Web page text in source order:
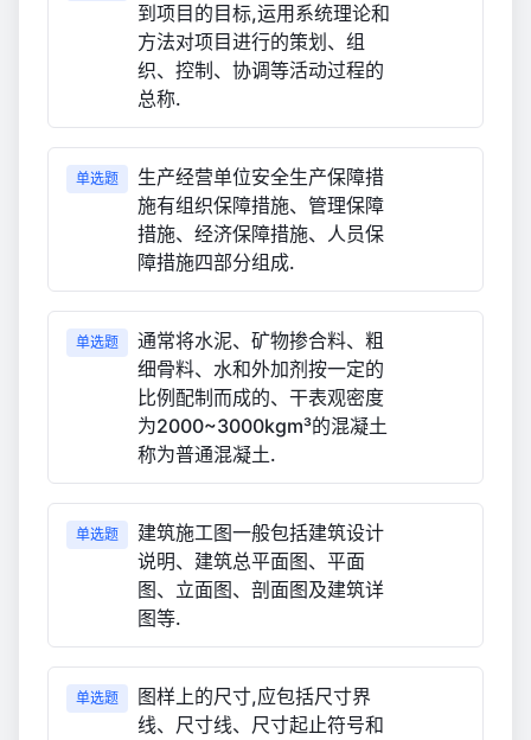
到项目的目标,运用系统理论和
方法对项目进行的策划、组
织、控制、协调等活动过程的
总称.
单选题
生产经营单位安全生产保障措
施有组织保障措施、管理保障
措施、经济保障措施、人员保
障措施四部分组成.
单选题
通常将水泥、矿物掺合料、粗
细骨料、水和外加剂按一定的
比例配制而成的、干表观密度
为2000~3000kgm³的混凝土
称为普通混凝土.
单选题
建筑施工图一般包括建筑设计
说明、建筑总平面图、平面
图、立面图、剖面图及建筑详
图等.
单选题
图样上的尺寸,应包括尺寸界
线、尺寸线、尺寸起止符号和